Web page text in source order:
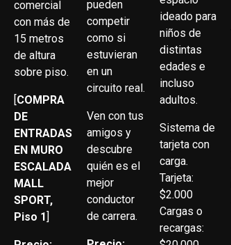
comercial
con más de
15 metros
de altura
sobre piso.
[COMPRA
DE
ENTRADAS
EN MURO
ESCALADA
MALL
SPORT,
Piso 1]
pueden
competir
como si
estuvieran
en un
circuito real.
Ven con tus
amigos y
descubre
quién es el
mejor
conductor
de carrera.
ideado para
niños de
distintas
edades e
incluso
adultos.
Sistema de
tarjeta con
carga.
Tarjeta:
$2.000
Cargas o
recargas: